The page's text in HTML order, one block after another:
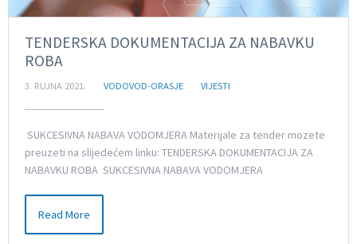
TENDERSKA DOKUMENTACIJA ZA NABAVKU
ROBA
3. RUJNA 2021. VODOVOD-ORASJE VIJESTI
SUKCESIVNA NABAVA VODOMJERA Materijale za tender mozete
preuzeti na slijedećem linku: TENDERSKA DOKUMENTACIJA ZA
NABAVKU ROBA SUKCESIVNA NABAVA VODOMJERA
Read More